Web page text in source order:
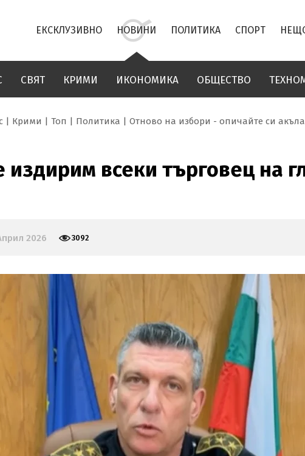
ЕКСКЛУЗИВНО НОВИНИ ПОЛИТИКА СПОРТ
СВЯТ КРИМИ ИКОНОМИКА ОБЩЕСТВО
Крими Топ Политика Отново на избори - опичайте си
всеки търговец на
2026 3092